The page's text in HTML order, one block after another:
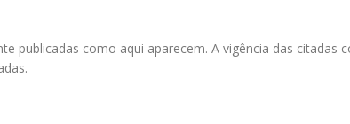
publicadas como aqui aparecem. A vigência das citadas